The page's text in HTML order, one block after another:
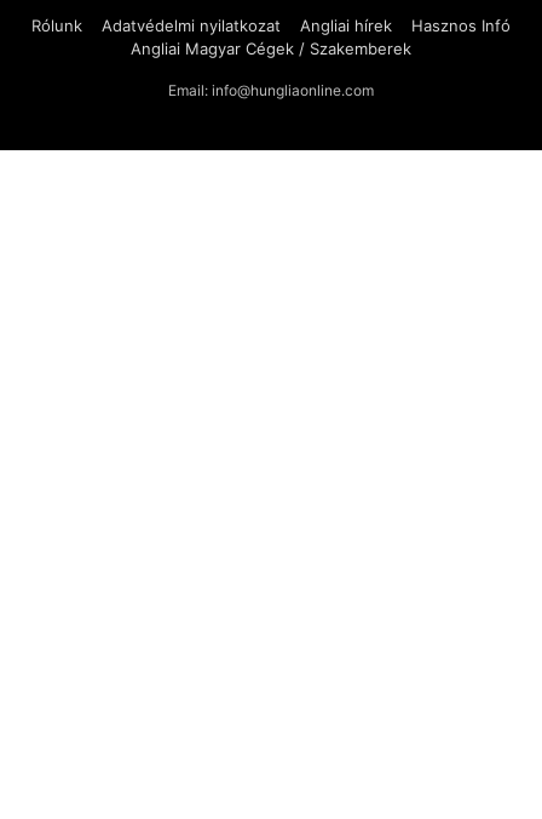
Rólunk Adatvédelmi nyilatkozat Angliai hírek
Hasznos Infó
Angliai Magyar Cégek / Szakemberek
Email: info@hungliaonline.com